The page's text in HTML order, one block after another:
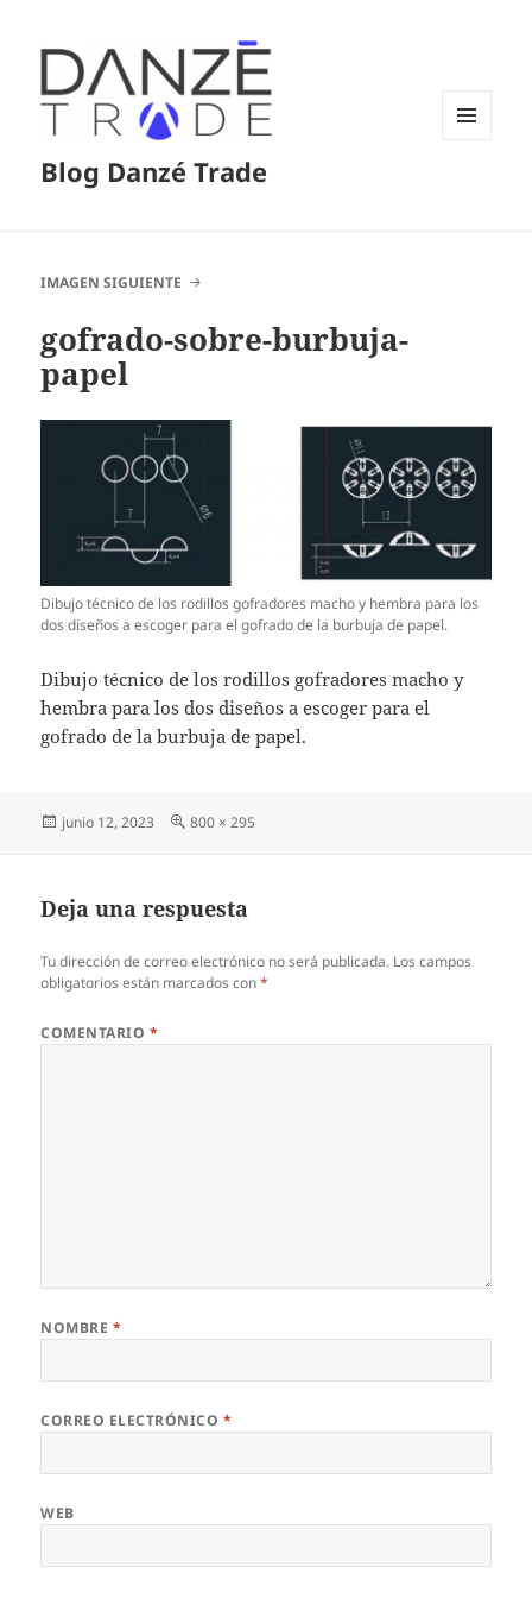
Blog Danzé Trade
IMAGEN SIGUIENTE
gofrado-sobre-burbuja-
papel
Dibujo técnico de los rodillos gofradores macho y hembra para los
dos diseños a escoger para el gofrado de la burbuja de papel.
Dibujo técnico de los rodillos gofradores macho y
hembra para los dos diseños a escoger para el
gofrado de la burbuja de papel.
Publicado
junio 12, 2023
Tamaño
800 × 295
Deja una respuesta
Tu dirección de correo electrónico no será publicada. Los campos
obligatorios están marcados con*
COMENTARIO *
NOMBRE *
CORREO ELECTRÓNICO *
WEB